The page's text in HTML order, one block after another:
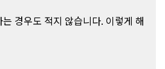
경우도 적지 않습니다. 이렇게 해